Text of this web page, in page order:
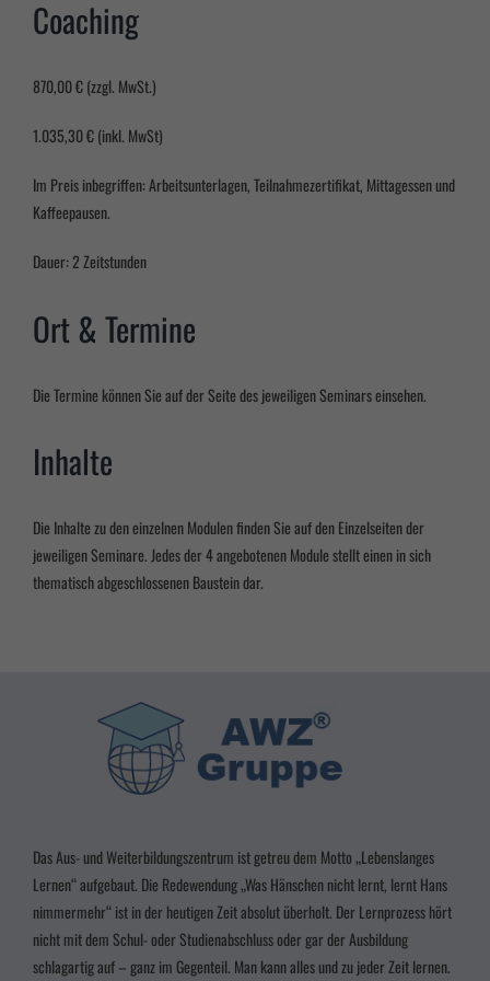
Coaching
870,00 € (zzgl. MwSt.)
1.035,30 € (inkl. MwSt)
Im Preis inbegriffen: Arbeitsunterlagen, Teilnahmezertifikat, Mittagessen und
Kaffeepausen.
Dauer: 2 Zeitstunden
Ort & Termine
Die Termine können Sie auf der Seite des jeweiligen Seminars einsehen.
Inhalte
Die Inhalte zu den einzelnen Modulen finden Sie auf den Einzelseiten der
jeweiligen Seminare. Jedes der 4 angebotenen Module stellt einen in sich
thematisch abgeschlossenen Baustein dar.
Das Aus- und Weiterbildungszentrum ist getreu dem Motto „Lebenslanges
Lernen“ aufgebaut. Die Redewendung „Was Hänschen nicht lernt, lernt Hans
nimmermehr“ ist in der heutigen Zeit absolut überholt. Der Lernprozess hört
nicht mit dem Schul- oder Studienabschluss oder gar der Ausbildung
schlagartig auf – ganz im Gegenteil. Man kann alles und zu jeder Zeit lernen.
Marketing-Cookies werden von Drittanbietern oder Publishern verwendet, um
verfolgen.
powered by Borlabs Cookie Datenschutzerklärung Impressum